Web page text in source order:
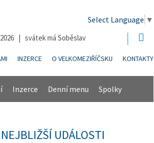
Select Language ▼
| svátek má Soběslav
INZERCE O VELKOMEZIŘÍČSKU KONTAKTY
Inzerce Denní menu Spolky
NEJBLIŽŠÍ UDÁLOSTI